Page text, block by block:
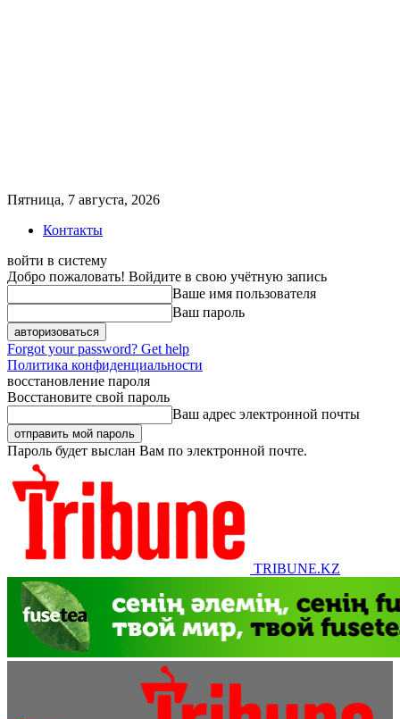
Пятница, 7 августа, 2026
Контакты
войти в систему
Добро пожаловать! Войдите в свою учётную запись
Ваше имя пользователя
Ваш пароль
Forgot your password? Get help
Политика конфиденциальности
восстановление пароля
Восстановите свой пароль
Ваш адрес электронной почты
Пароль будет выслан Вам по электронной почте.
TRIBUNE.KZ